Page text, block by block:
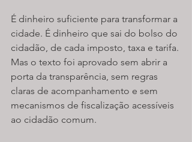
É dinheiro suficiente para transformar a
cidade. É dinheiro que sai do bolso do
cidadão, de cada imposto, taxa e tarifa.
Mas o texto foi aprovado sem abrir a
porta da transparência, sem regras
claras de acompanhamento e sem
mecanismos de fiscalização acessíveis
ao cidadão comum.